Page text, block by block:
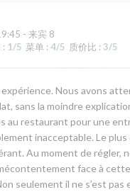
- 来宾 8
: 1/5 菜单 : 4/5 质价比 : 3/5
expérience. Nous avons
sans la moindre
au restaurant pour une
inacceptable. Le
Au moment de régler,
face à
seulement il ne s’est pas